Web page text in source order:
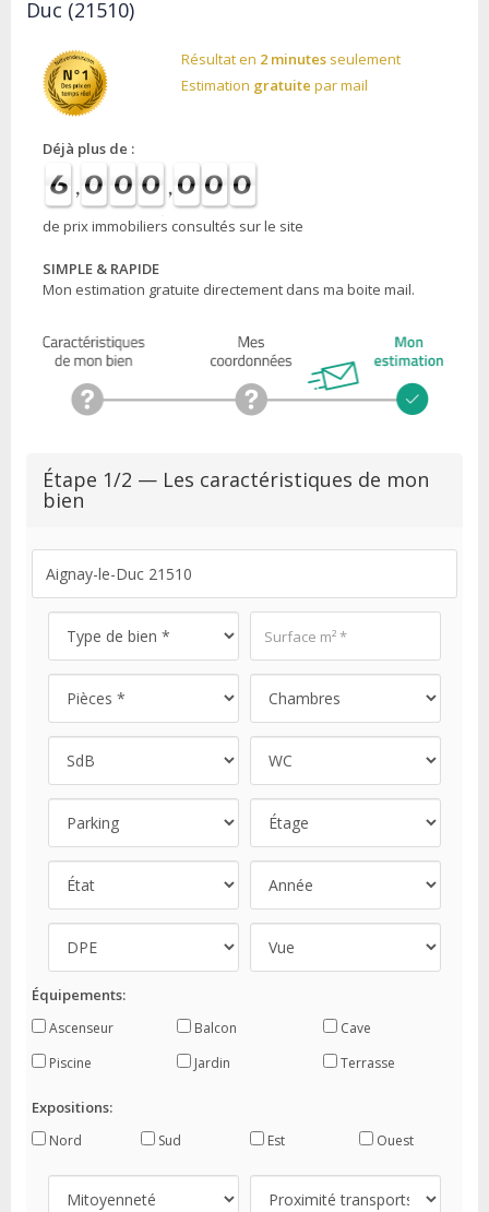
Duc (21510)
Résultat en 2 minutesseulement
Estimation gratuite par mail
Déjà plus de :
de prix immobiliers consultés sur le site
SIMPLE & RAPIDE
Mon estimation gratuite directement dans ma boite mail.
Étape 1/2 — Les caractéristiques de mon
bien
Équipements:
Ascenseur Balcon
Cave
Piscine
Jardin Terrasse
Expositions:
Nord Sud Est Ouest